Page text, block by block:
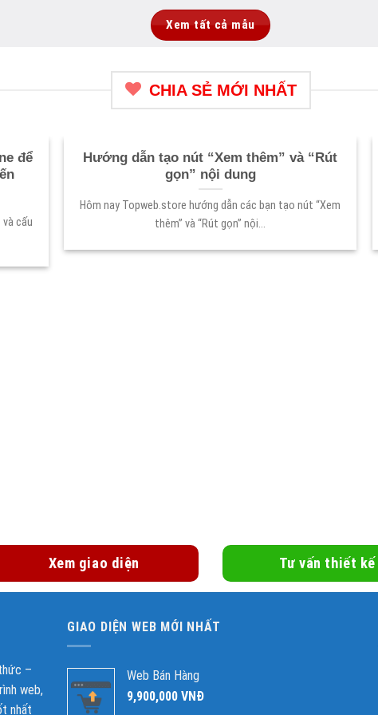
Xem tất cả mẫu
CHIA SẺ MỚI NHẤT
để
cấu
Hướng dẫn tạo nút “Xem thêm” và “Rút
gọn” nội dung
Hôm nay Topweb.store hướng dẫn các bạn tạo nút “Xem
thêm” và “Rút gọn” nội...
Xem giao diện Tư vấn thiết kế
–
web,
nhất
GIAO DIỆN WEB MỚI NHẤT
Web Bán Hàng
9,900,000 VNĐ